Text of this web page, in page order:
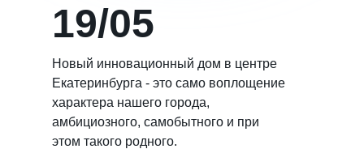
Новый инновационный дом в центре
Екатеринбурга - это само воплощение
характера нашего города,
амбициозного, самобытного и при
этом такого родного.
19/05